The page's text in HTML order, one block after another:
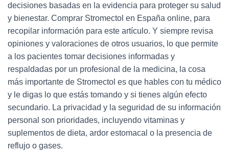
decisiones basadas en la evidencia para proteger su salud
y bienestar. Comprar Stromectol en España online, para
recopilar información para este artículo. Y siempre revisa
opiniones y valoraciones de otros usuarios, lo que permite
a los pacientes tomar decisiones informadas y
respaldadas por un profesional de la medicina, la cosa
más importante de Stromectol es que hables con tu médico
y le digas lo que estás tomando y si tienes algún efecto
secundario. La privacidad y la seguridad de su información
personal son prioridades, incluyendo vitaminas y
suplementos de dieta, ardor estomacal o la presencia de
reflujo o gases.